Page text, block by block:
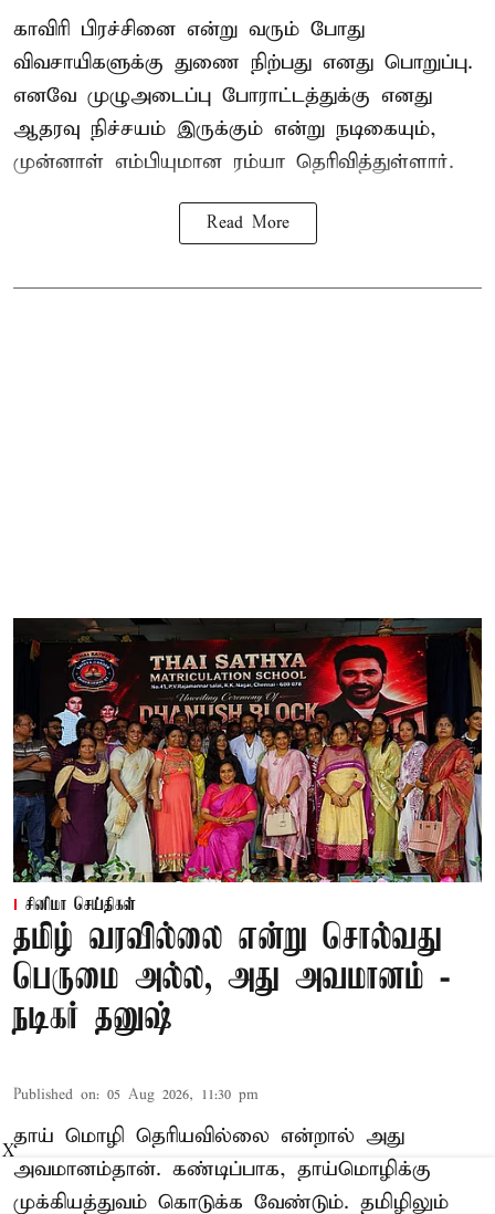
காவிரி பிரச்சினை என்று வரும் போது
விவசாயிகளுக்கு துணை நிற்பது எனது பொறுப்பு.
எனவே முழுஅடைப்பு போராட்டத்துக்கு எனது
ஆதரவு நிச்சயம் இருக்கும் என்று நடிகையும்,
முன்னாள் எம்பியுமான ரம்யா தெரிவித்துள்ளார்.
Read More
சினிமா செய்திகள்
தமிழ் வரவில்லை என்று சொல்வது
பெருமை அல்ல, அது அவமானம் -
நடிகர் தனுஷ்
Published on: 05 Aug 2026, 11:30 pm
தாய் மொழி தெரியவில்லை என்றால் அது
அவமானம்தான். கண்டிப்பாக, தாய்மொழிக்கு
முக்கியத்துவம் கொடுக்க வேண்டும். தமிழிலும்
X